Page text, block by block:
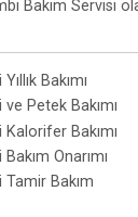
Bakım Servisi
Bakımı
Petek Bakımı
Bakımı
Onarımı
Bakım